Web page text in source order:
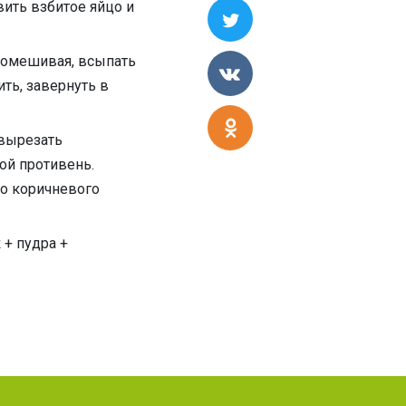
взбитое яйцо и
всыпать
завернуть в
противень.
коричневого
пудра +